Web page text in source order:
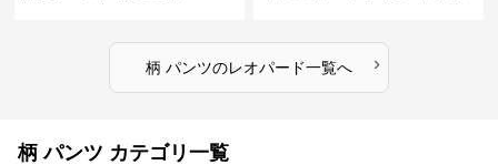
柄 パンツのレオパード一覧へ ›
柄 パンツ カテゴリ一覧